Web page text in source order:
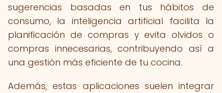
sugerencias basadas en tus hábitos de
consumo, la inteligencia artificial facilita la
planificación de compras y evita olvidos o
compras innecesarias, contribuyendo así a
una gestión más eficiente de tu cocina.
Además, estas aplicaciones suelen integrar